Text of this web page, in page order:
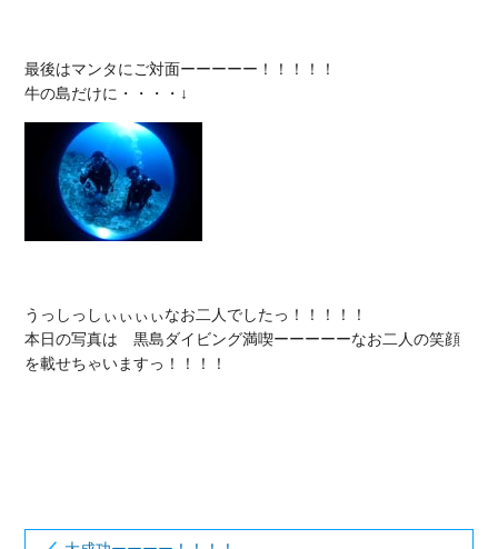
最後はマンタにご対面ーーーーー！！！！！
うっしっしぃぃぃぃなお二人でしたっ！！！！！
本日の写真は　黒島ダイビング満喫ーーーーーなお二人の笑顔
を載せちゃいますっ！！！！